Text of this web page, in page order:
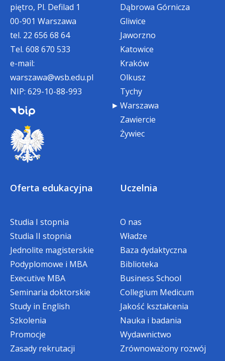
mundurowych (Policja,
Wojsko, Państwowa Straż
Pożarna, Ochotnicza Straż
Pożarna, Straż
Miejska/Gminna, Straż
Graniczna, Służba
więzienna, Służba Ochrony
Państwa, Krajowa
Administracja Skarbowa) –
należy przedstawić
stosowny dokument.
0 zł
400 zł
Bonifikata w wysokości 5% opłaty
czesnego przysługuje studentom,
semestr*w terminie:
do 30 września w semestrze zimowym,
do 28 lutego w semestrze letnim.
*W przypadku gdy w danym semestrze
student korzysta z innej zniżki, bonifikata
nie obowiązuje.
STUDIA PIERWSZEGO
STOPNIA/JEDNOLITE
MAGISTERSKIE
Kinga Muśnicka, Specjalista ds.
studenckich i rekrutacji
telefon:+48 608 670 533
e-mail:kinga.musnicka@wsb.edu.pl
piętro, Pl. Defilad 1
00-901 Warszawa
tel. 22 656 68 64
Tel. 608 670 533
e-mail:
warszawa@wsb.edu.pl
NIP: 629-10-88-993
Dąbrowa Górnicza
Gliwice
Jaworzno
Katowice
Kraków
Olkusz
Tychy
Warszawa
Zawiercie
Żywiec
Oferta edukacyjna
Studia I stopnia
Studia II stopnia
Jednolite magisterskie
Podyplomowe i MBA
Executive MBA
Seminaria doktorskie
Study in English
Szkolenia
Promocje
Zasady rekrutacji
Uczelnia
O nas
Władze
Baza dydaktyczna
Biblioteka
Business School
Collegium Medicum
Jakość kształcenia
Nauka i badania
Wydawnictwo
Zrównoważony rozwój